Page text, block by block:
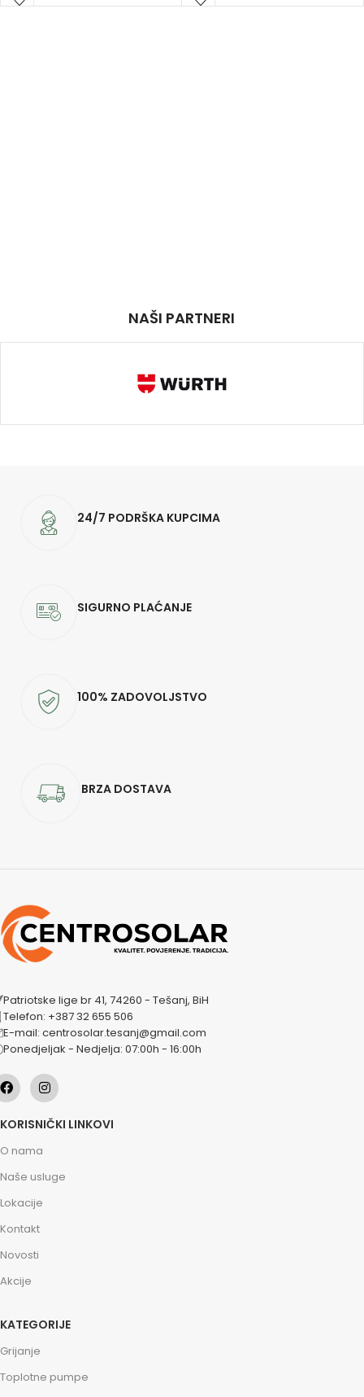
NAŠI PARTNERI
24/7 PODRŠKA KUPCIMA
SIGURNO PLAĆANJE
100% ZADOVOLJSTVO
BRZA DOSTAVA
Patriotske lige br 41, 74260 - Tešanj, BiH
Telefon: +387 32 655 506
E-mail: centrosolar.tesanj@gmail.com
Ponedjeljak - Nedjelja: 07:00h - 16:00h
KORISNIČKI LINKOVI
O nama
Naše usluge
Lokacije
Kontakt
Novosti
Akcije
KATEGORIJE
Grijanje
Toplotne pumpe